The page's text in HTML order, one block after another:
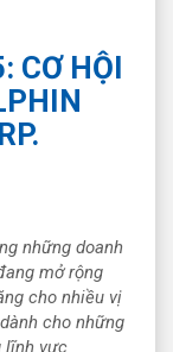
CƠ HỘI
những doanh
mở rộng
cho nhiều vị
cho những
lĩnh vực